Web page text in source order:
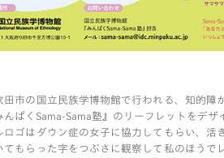
田市の国立民族学博物館で行われる、知的障
んぱくSama-Sama塾』のリーフレットをデ
ロゴはダウン症の女子に協力してもらい、活
てもらった字をつぶさに観察して私のほうで